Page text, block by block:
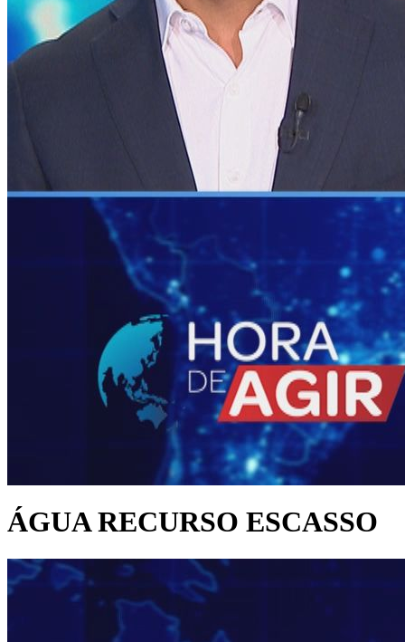
ÁGUA RECURSO ESCASSO